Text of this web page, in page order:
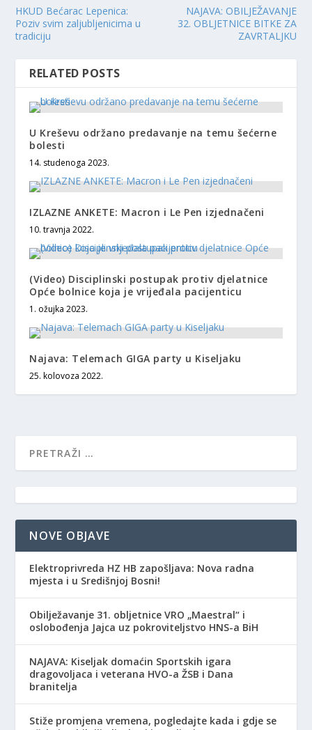
HKUD Bećarac Lepenica:
Poziv svim zaljubljenicima u
tradiciju
NAJAVA: OBILJEŽAVANJE
32. OBLJETNICE BITKE ZA
ZAVRTALJKU
RELATED POSTS
U Kreševu održano predavanje na temu šećerne
bolesti
14. studenoga 2023.
IZLAZNE ANKETE: Macron i Le Pen izjednačeni
10. travnja 2022.
(Video) Disciplinski postupak protiv djelatnice
Opće bolnice koja je vrijeđala pacijenticu
1. ožujka 2023.
Najava: Telemach GIGA party u Kiseljaku
25. kolovoza 2022.
NOVE OBJAVE
Elektroprivreda HZ HB zapošljava: Nova radna
mjesta i u Središnjoj Bosni!
Obilježavanje 31. obljetnice VRO „Maestral“ i
oslobođenja Jajca uz pokroviteljstvo HNS-a BiH
NAJAVA: Kiseljak domaćin Sportskih igara
dragovoljaca i veterana HVO-a ŽSB i Dana
branitelja
Stiže promjena vremena, pogledajte kada i gdje se